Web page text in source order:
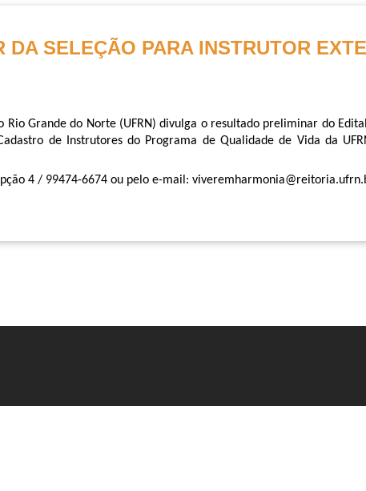
SELEÇÃO PARA INSTRUTOR
Rio Grande do Norte (UFRN) divulga o resultado preliminar do
de Instrutores do Programa de Qualidade de Vida da
4 / 99474-6674 ou pelo e-mail: